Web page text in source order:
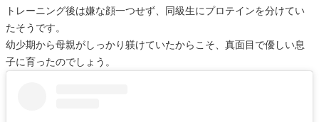
トレーニング後は嫌な顔一つせず、同級生にプロテインを分けてい
たそうです。
幼少期から母親がしっかり躾けていたからこそ、真面目で優しい息
子に育ったのでしょう。